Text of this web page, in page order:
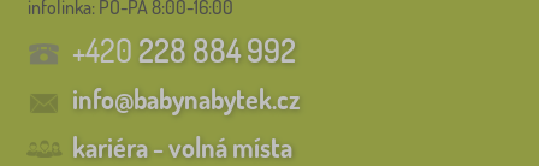
infolinka: PO-PÁ 8:00-16:00
+420228 884 992
info@babynabytek.cz
kariéra - volná místa